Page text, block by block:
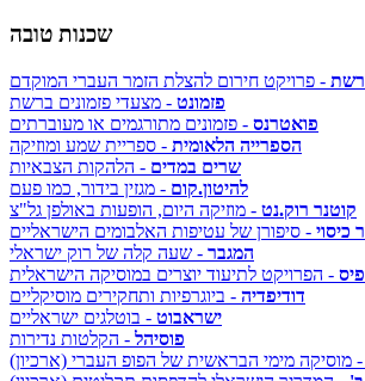
שכנות טובה
- פרויקט חירום להצלת הזמר העברי המוקדם
פזמונט - מצעדי פזמונים ברשת
פואטרנס - פזמונים מתורגמים או מעוברתים
הספרייה הלאומית - ספריית שמע ומוזיקה
שרים במדים - הלהקות הצבאיות
להיטון.קום - מגזין בידור, כמו פעם
קוטנר רוק.נט - מוזיקה היום, הופעות באולפן גל"צ
כיסוי - סיפורן של עטיפות האלבומים הישראליים
המגבר - שעה קלה של רוק ישראלי
- הפרויקט לתיעוד יוצרים במוסיקה הישראלית
דודיפדיה - ביוגרפיות ותחקירים מוסיקליים
ישראבוט - בוטלגים ישראליים
פוסיהל - הקלטות נדירות
- מוסיקה מימי הבראשית של הפופ העברי (ארכיון)